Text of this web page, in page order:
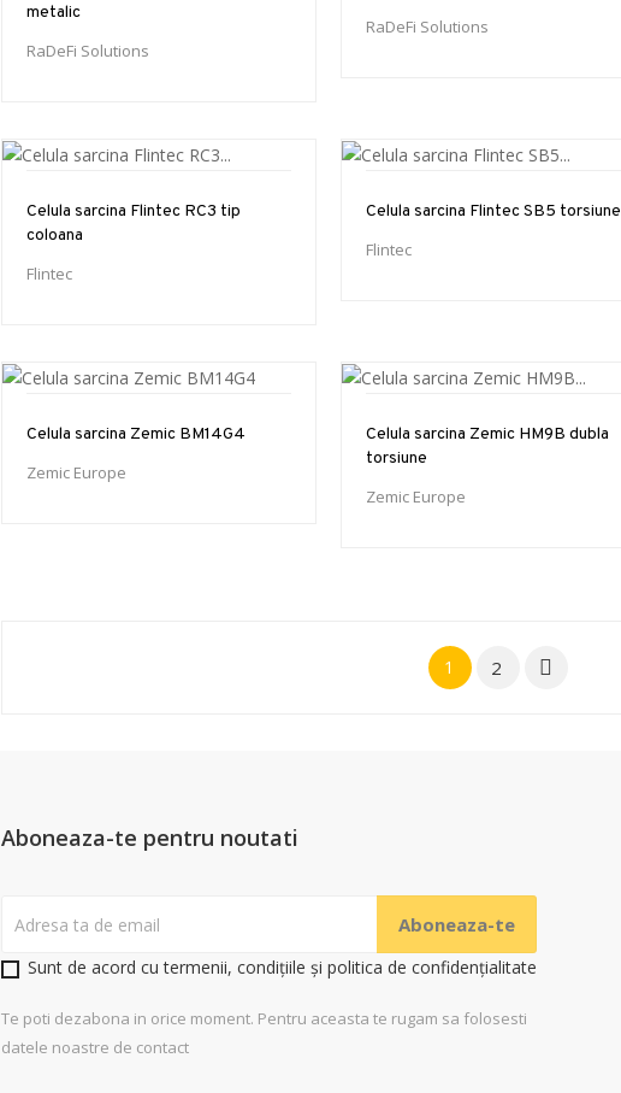
metalic
RaDeFi Solutions
RaDeFi Solutions
Celula sarcina Flintec RC3 tip
coloana
Flintec
Celula sarcina Flintec SB5 torsiune
Flintec
Celula sarcina Zemic BM14G4
Zemic Europe
Celula sarcina Zemic HM9B dubla
torsiune
Zemic Europe
1 2 
Aboneaza-te pentru noutati
Sunt de acord cu termenii, condițiile și politica de confidențialitate
Te poti dezabona in orice moment. Pentru aceasta te rugam sa folosesti
datele noastre de contact